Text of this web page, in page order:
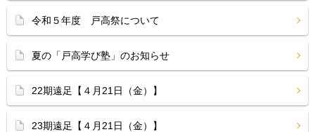
令和５年度 戸高祭について
夏の「戸高学び塾」のお知らせ
22期遠足【４月21日（金）】
23期遠足【４月21日（金）】